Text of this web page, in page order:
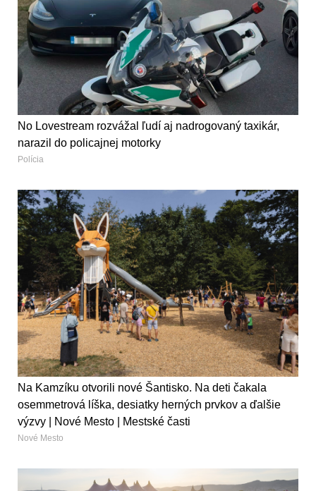
No Lovestream rozvážal ľudí aj nadrogovaný taxikár,
narazil do policajnej motorky
Polícia
Na Kamzíku otvorili nové Šantisko. Na deti čakala
osemmetrová líška, desiatky herných prvkov a ďalšie
výzvy | Nové Mesto | Mestské časti
Nové Mesto